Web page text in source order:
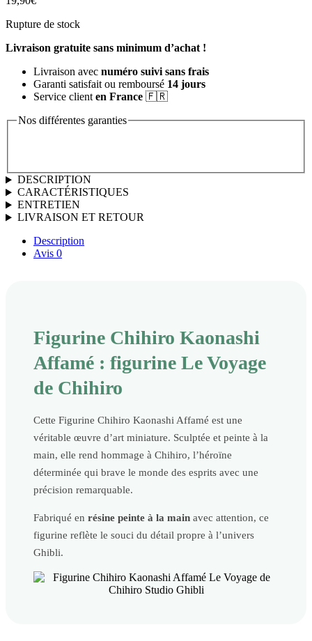
Rupture de stock
Livraison gratuite sans minimum d’achat !
Livraison avec numéro suivi sans frais
Garanti satisfait ou remboursé 14 jours
Service client en France 🇫🇷
Nos différentes garanties
DESCRIPTION
CARACTÉRISTIQUES
ENTRETIEN
LIVRAISON ET RETOUR
Description
Avis 0
Figurine Chihiro Kaonashi
Affamé : figurine Le Voyage
de Chihiro
Cette Figurine Chihiro Kaonashi Affamé est une
véritable œuvre d’art miniature. Sculptée et peinte à la
main, elle rend hommage à Chihiro, l’héroïne
déterminée qui brave le monde des esprits avec une
précision remarquable.
Fabriqué en résine peinte à la main avec attention, ce
figurine reflète le souci du détail propre à l’univers
Ghibli.